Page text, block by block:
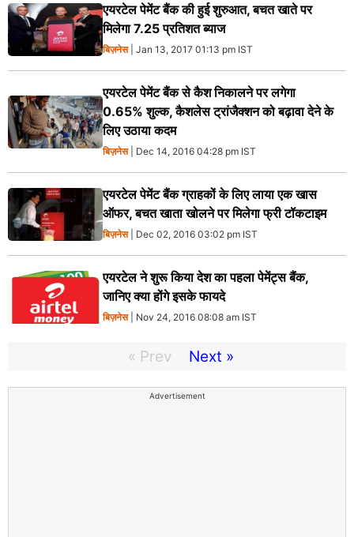
एयरटेल पेमेंट बैंक की हुई शुरुआत, बचत खाते पर
मिलेगा 7.25 प्रतिशत ब्‍याज
बिज़नेस| Jan 13, 2017 01:13 pm IST
एयरटेल पेमेंट बैंक से कैश निकालने पर लगेगा
0.65% शुल्‍क, कैशलेस ट्रांजैक्‍शन को बढ़ावा देने के
लिए उठाया कदम
बिज़नेस| Dec 14, 2016 04:28 pm IST
एयरटेल पेमेंट बैंक ग्राहकों के लिए लाया एक खास
ऑफर, बचत खाता खोलने पर मिलेगा फ्री टॉकटाइम
बिज़नेस| Dec 02, 2016 03:02 pm IST
एयरटेल ने शुरू किया देश का पहला पेमेंट्स बैंक,
जानिए क्या होंगे इसके फायदे
बिज़नेस| Nov 24, 2016 08:08 am IST
« Prev Next »
Advertisement